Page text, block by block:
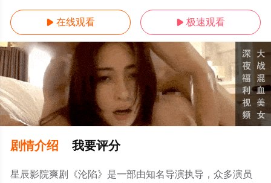
 在线观看  极速观看
剧情介绍 我要评分
星辰影院爽剧《沦陷》是一部由知名导演执导，众多演员